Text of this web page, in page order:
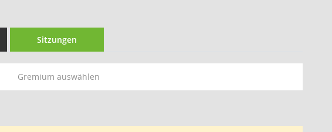
Sitzungen
Gremium auswählen